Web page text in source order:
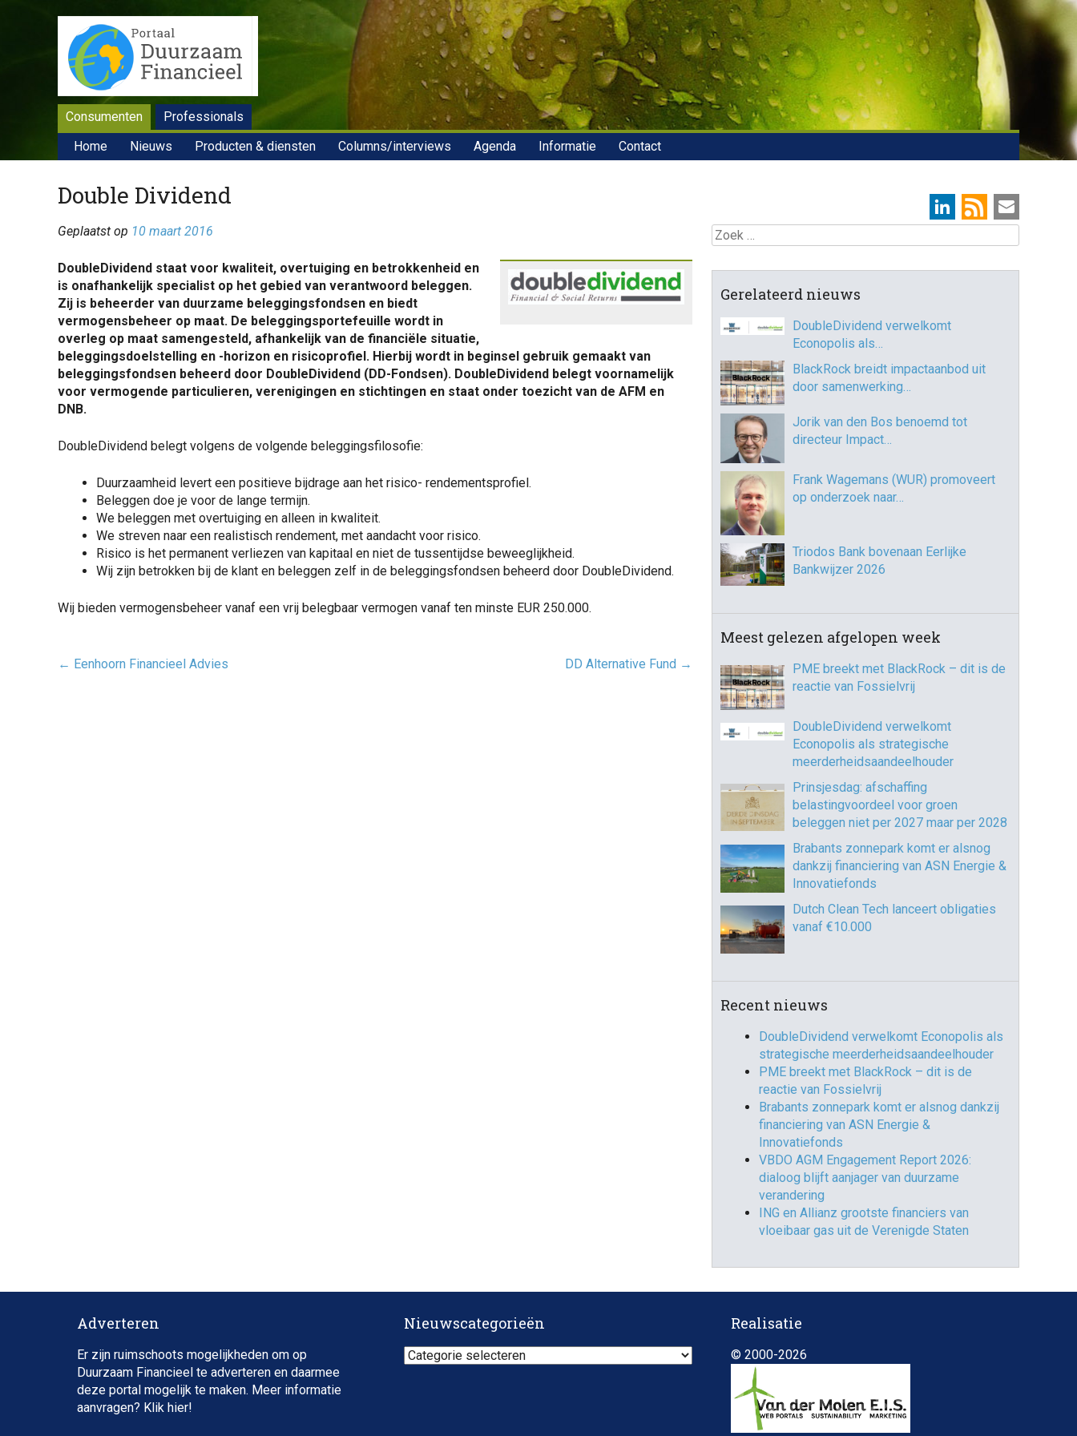
Consumenten
Professionals
Home
Nieuws Producten & diensten Columns/interviews Agenda Informatie Contact
Double Dividend
Geplaatst op 10 maart 2016
DoubleDividend staat voor kwaliteit, overtuiging en betrokkenheid en
is onafhankelijk specialist op het gebied van verantwoord beleggen.
Zij is beheerder van duurzame beleggingsfondsen en biedt
vermogensbeheer op maat. De beleggingsportefeuille wordt in
overleg op maat samengesteld, afhankelijk van de financiële situatie,
beleggingsdoelstelling en -horizon en risicoprofiel. Hierbij wordt in beginsel gebruik gemaakt van
beleggingsfondsen beheerd door DoubleDividend (DD-Fondsen). DoubleDividend belegt voornamelijk
voor vermogende particulieren, verenigingen en stichtingen en staat onder toezicht van de AFM en
DNB.
DoubleDividend belegt volgens de volgende beleggingsfilosofie:
Duurzaamheid levert een positieve bijdrage aan het risico- rendementsprofiel.
Beleggen doe je voor de lange termijn.
We beleggen met overtuiging en alleen in kwaliteit.
We streven naar een realistisch rendement, met aandacht voor risico.
Risico is het permanent verliezen van kapitaal en niet de tussentijdse beweeglijkheid.
Wij zijn betrokken bij de klant en beleggen zelf in de beleggingsfondsen beheerd door DoubleDividend.
Wij bieden vermogensbeheer vanaf een vrij belegbaar vermogen vanaf ten minste EUR 250.000.
Post
← Eenhoorn Financieel Advies DD Alternative Fund →
Zoek
Gerelateerd nieuws
DoubleDividend verwelkomt
Econopolis als…
BlackRock breidt impactaanbod uit
door samenwerking…
Jorik van den Bos benoemd tot
directeur Impact…
Frank Wagemans (WUR) promoveert
op onderzoek naar…
Triodos Bank bovenaan Eerlijke
Bankwijzer 2026
Meest gelezen afgelopen week
PME breekt met BlackRock – dit is de
reactie van Fossielvrij
DoubleDividend verwelkomt
Econopolis als strategische
meerderheidsaandeelhouder
Prinsjesdag: afschaffing
belastingvoordeel voor groen
beleggen niet per 2027 maar per 2028
Brabants zonnepark komt er alsnog
dankzij financiering van ASN Energie &
Innovatiefonds
Dutch Clean Tech lanceert obligaties
vanaf €10.000
Recent nieuws
DoubleDividend verwelkomt Econopolis als
strategische meerderheidsaandeelhouder
PME breekt met BlackRock – dit is de
reactie van Fossielvrij
Brabants zonnepark komt er alsnog dankzij
financiering van ASN Energie &
Innovatiefonds
VBDO AGM Engagement Report 2026:
dialoog blijft aanjager van duurzame
verandering
ING en Allianz grootste financiers van
vloeibaar gas uit de Verenigde Staten
Adverteren
Er zijn ruimschoots mogelijkheden om op
Duurzaam Financieel te adverteren en daarmee
deze portal mogelijk te maken. Meer informatie
aanvragen? Klik hier!
Nieuwscategorieën
Nieuwscategorieën
Realisatie
© 2000-2026